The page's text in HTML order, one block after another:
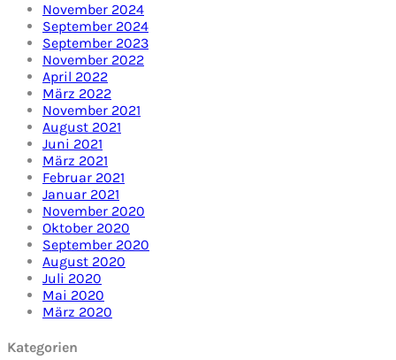
November 2024
September 2024
September 2023
November 2022
April 2022
März 2022
November 2021
August 2021
Juni 2021
März 2021
Februar 2021
Januar 2021
November 2020
Oktober 2020
September 2020
August 2020
Juli 2020
Mai 2020
März 2020
Kategorien